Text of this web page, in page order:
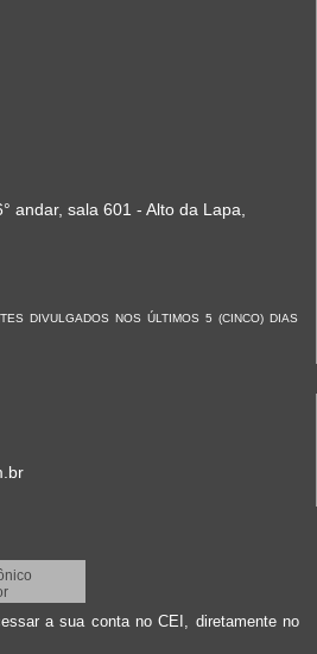
andar, sala 601 - Alto da Lapa,
DIVULGADOS NOS ÚLTIMOS 5 (CINCO) DIAS
a sua conta no CEI, diretamente no